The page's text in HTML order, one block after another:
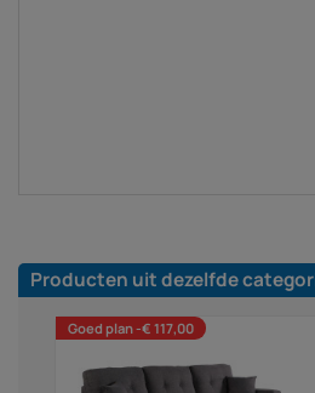
Producten uit dezelfde
Goed plan -€ 117,00